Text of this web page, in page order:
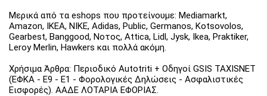
Μερικά από τα eshops που προτείνουμε: Mediamarkt,
Amazon, IKEA, NIKE, Adidas, Public, Germanos, Kotsovolos,
Gearbest, Banggood, Νοτος, Attica, Lidl, Jysk, Ikea, Praktiker,
Leroy Merlin, Hawkers και πολλά ακόμη.
Χρήσιμα Άρθρα: Περιοδικό Autotriti + Οδηγοί GSIS TAXISNET
(ΕΦΚΑ - Ε9 - Ε1 - Φορολογικές Δηλώσεις - Ασφαλιστικές
Εισφορές). ΑΑΔΕ ΛΟΤΑΡΙΑ ΕΦΟΡΙΑΣ.